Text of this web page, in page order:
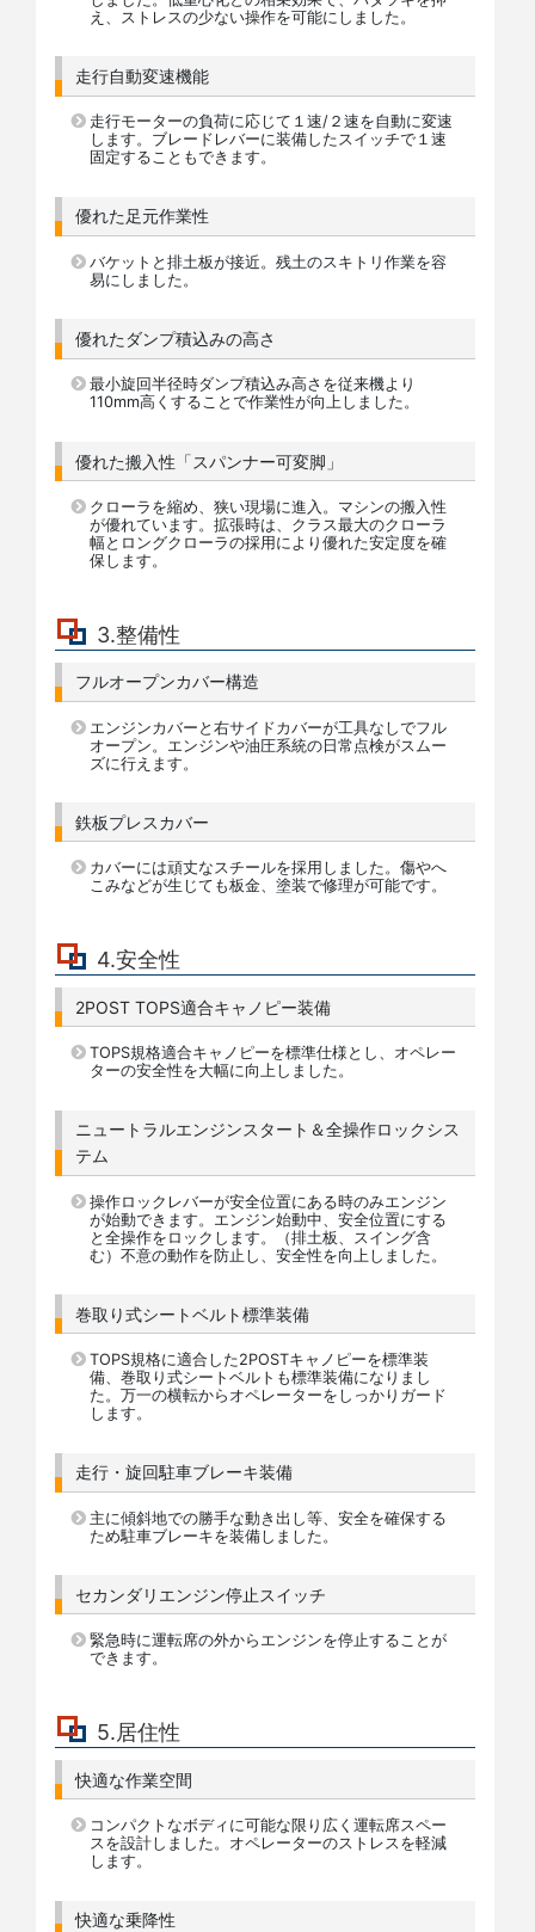
え、ストレスの少ない操作を可能にしました。
走行自動変速機能
走行モーターの負荷に応じて１速/２速を自動に変速
します。ブレードレバーに装備したスイッチで１速
固定することもできます。
優れた足元作業性
バケットと排土板が接近。残土のスキトリ作業を容
易にしました。
優れたダンプ積込みの高さ
最小旋回半径時ダンプ積込み高さを従来機より
110mm高くすることで作業性が向上しました。
優れた搬入性「スパンナー可変脚」
クローラを縮め、狭い現場に進入。マシンの搬入性
が優れています。拡張時は、クラス最大のクローラ
幅とロングクローラの採用により優れた安定度を確
保します。
3.整備性
フルオープンカバー構造
エンジンカバーと右サイドカバーが工具なしでフル
オープン。エンジンや油圧系統の日常点検がスムー
ズに行えます。
鉄板プレスカバー
カバーには頑丈なスチールを採用しました。傷やへ
こみなどが生じても板金、塗装で修理が可能です。
4.安全性
2POST TOPS適合キャノピー装備
TOPS規格適合キャノピーを標準仕様とし、オペレー
ターの安全性を大幅に向上しました。
ニュートラルエンジンスタート＆全操作ロックシス
テム
操作ロックレバーが安全位置にある時のみエンジン
が始動できます。エンジン始動中、安全位置にする
と全操作をロックします。（排土板、スイング含
む）不意の動作を防止し、安全性を向上しました。
巻取り式シートベルト標準装備
TOPS規格に適合した2POSTキャノピーを標準装
備、巻取り式シートベルトも標準装備になりまし
た。万一の横転からオペレーターをしっかりガード
します。
走行・旋回駐車ブレーキ装備
主に傾斜地での勝手な動き出し等、安全を確保する
ため駐車ブレーキを装備しました。
セカンダリエンジン停止スイッチ
緊急時に運転席の外からエンジンを停止することが
できます。
5.居住性
快適な作業空間
コンパクトなボディに可能な限り広く運転席スペー
スを設計しました。オペレーターのストレスを軽減
します。
快適な乗降性